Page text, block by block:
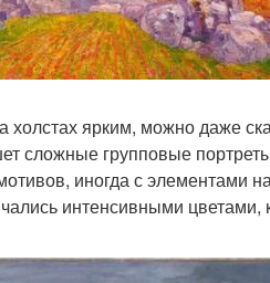
холстах ярким, можно даже
сложные групповые
иногда с элементами
интенсивными